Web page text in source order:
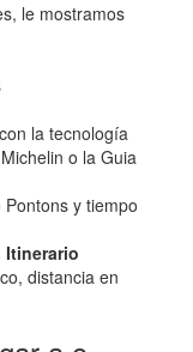
le mostramos
la tecnología
o la Guia
y tiempo
Itinerario
distancia en